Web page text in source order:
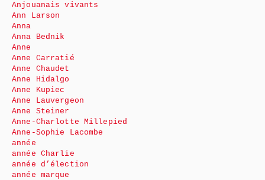
Anjouanais vivants
Ann Larson
Anna
Anna Bednik
Anne
Anne Carratié
Anne Chaudet
Anne Hidalgo
Anne Kupiec
Anne Lauvergeon
Anne Steiner
Anne-Charlotte Millepied
Anne-Sophie Lacombe
année
année Charlie
année d’élection
année marque